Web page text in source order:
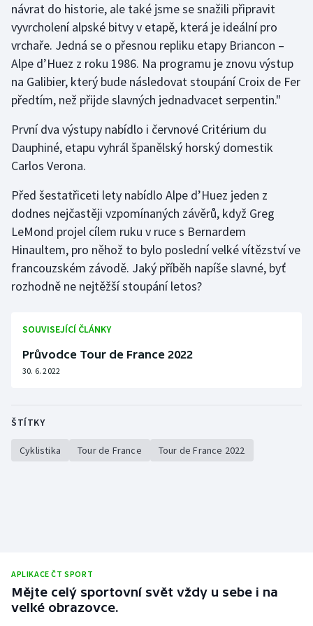
Plážový volejbal
Rychlobruslení
Rychlostní kanoistika
Short track
Sportovní střelba
Stolní tenis
Triatlon
Veslování
Vodní slalom
Volejbal
návrat do historie, ale také jsme se snažili připravit
vyvrcholení alpské bitvy v etapě, která je ideální pro
vrchaře. Jedná se o přesnou repliku etapy Briancon –
Alpe d’Huez z roku 1986. Na programu je znovu výstup
na Galibier, který bude následovat stoupání Croix de Fer
předtím, než přijde slavných jednadvacet serpentin."
První dva výstupy nabídlo i červnové Critérium du
Dauphiné, etapu vyhrál španělský horský domestik
Carlos Verona.
Před šestatřiceti lety nabídlo Alpe d’Huez jeden z
dodnes nejčastěji vzpomínaných závěrů, když Greg
LeMond projel cílem ruku v ruce s Bernardem
Hinaultem, pro něhož to bylo poslední velké vítězství ve
francouzském závodě. Jaký příběh napíše slavné, byť
rozhodně ne nejtěžší stoupání letos?
SOUVISEJÍCÍ ČLÁNKY
Průvodce Tour de France 2022
30. 6. 2022
ŠTÍTKY
Cyklistika Tour de France Tour de France 2022
APLIKACE ČT SPORT
Mějte celý sportovní svět vždy u sebe i na
velké obrazovce.